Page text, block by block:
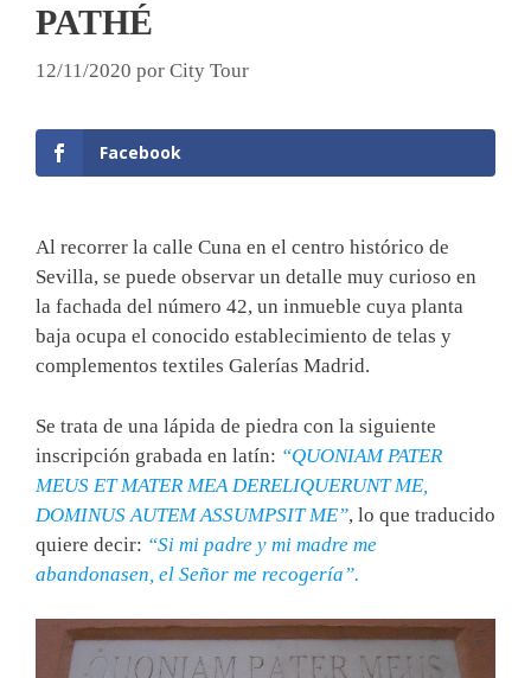
PATHÉ
12/11/2020 por City Tour
Facebook
Al recorrer la calle Cuna en el centro histórico de
Sevilla, se puede observar un detalle muy curioso en
la fachada del número 42, un inmueble cuya planta
baja ocupa el conocido establecimiento de telas y
complementos textiles Galerías Madrid.
Se trata de una lápida de piedra con la siguiente
inscripción grabada en latín: “QUONIAM PATER
MEUS ET MATER MEA DERELIQUERUNT ME,
DOMINUS AUTEM ASSUMPSIT ME”, lo que traducido
quiere decir: “Si mi padre y mi madre me
abandonasen, el Señor me recogería”.